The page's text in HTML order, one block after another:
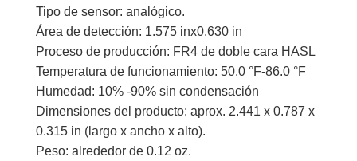
Tipo de sensor: analógico.
Área de detección: 1.575 inx0.630 in
Proceso de producción: FR4 de doble cara HASL
Temperatura de funcionamiento: 50.0 °F-86.0 °F
Humedad: 10% -90% sin condensación
Dimensiones del producto: aprox. 2.441 x 0.787 x
0.315 in (largo x ancho x alto).
Peso: alrededor de 0.12 oz.